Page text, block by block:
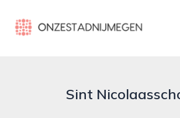
onzestadnijmegen.nl
Sint